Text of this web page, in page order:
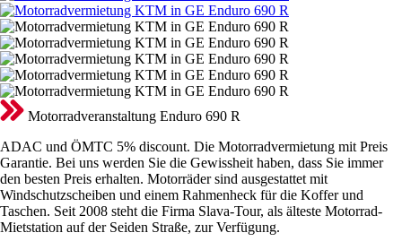
Motorradveranstaltung Enduro 690 R
ADAC und ÖMTC 5% discount. Die Motorradvermietung mit Preis
Garantie. Bei uns werden Sie die Gewissheit haben, dass Sie immer
den besten Preis erhalten. Motorräder sind ausgestattet mit
Windschutzscheiben und einem Rahmenheck für die Koffer und
Taschen. Seit 2008 steht die Firma Slava-Tour, als älteste Motorrad-
Mietstation auf der Seiden Straße, zur Verfügung.